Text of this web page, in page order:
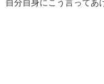
自分自身にこう言ってあ